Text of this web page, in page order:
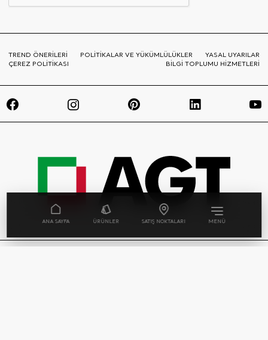
ANA SAYFA ÜRÜNLER SATIŞ NOKTALARI MENÜ
TREND ÖNERİLERİ POLİTİKALAR VE YÜKÜMLÜLÜKLER
YASAL UYARILAR
ÇEREZ POLİTİKASI
BİLGİ TOPLUMU HİZMETLERİ